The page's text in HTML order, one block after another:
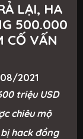
LẠI, HA
500.000
CỐ VẤN
2021
triệu USD
chiêu mộ
hack đồng